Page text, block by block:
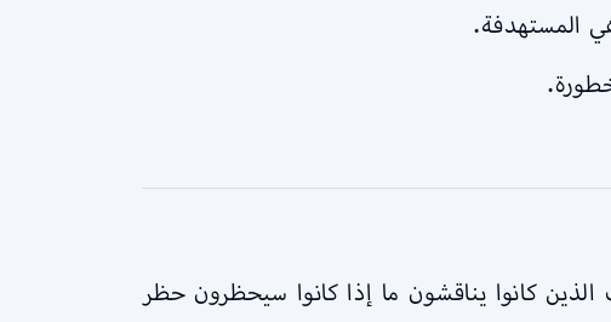
المستهدفة.
كانوا يناقشون ما إذا كانوا سيحظرون حظر